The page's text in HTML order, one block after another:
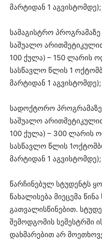
მარტიდან 1 აგვისტომდე);
სამაგისტრო
საშუალო
100 ქულა) – 150 ლარის
სასწავლო წლის 1
მარტიდან 1 აგვისტომდე);
სადოქტორო პროგრამაზე
საშუალო
100 ქულა) – 300 ლარის
სასწავლო წლის
მარტიდან 1 აგვისტომდე);
წარჩინებულ სტუდენტს
წახალისება მიეცემა
გათვალისწინებით.
შემოდგომის სემესტრში
დახმარებით არ